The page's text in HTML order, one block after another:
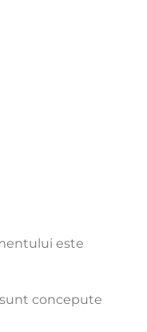
este
concepute